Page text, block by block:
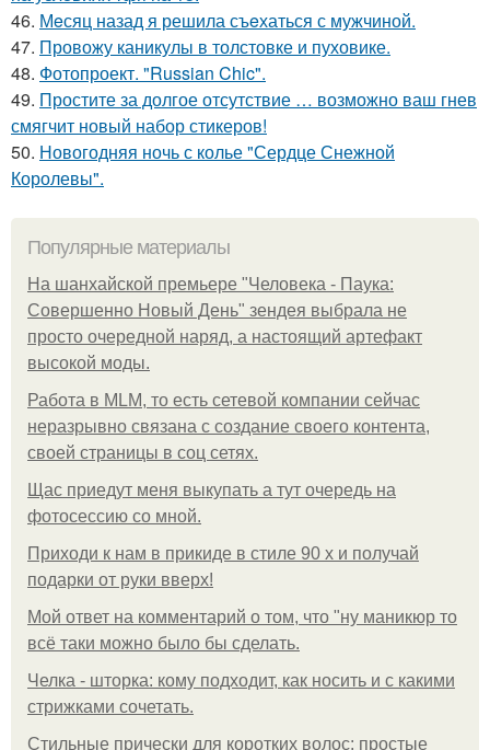
46. Мeсяц назад я решила съeхаться с мужчиной.
47. Провожу каникулы в толстовке и пуховике.
48. Фотопроект. "Russian Chic".
49. Простите за долгое отсутствие … возможно ваш гнев
смягчит новый набор стикеров!
50. Новогодняя ночь с колье "Сердце Снежной
Королевы".
Популярные материалы
На шанхайской премьере "Человека - Паука:
Совершенно Новый День" зендея выбрала не
просто очередной наряд, а настоящий артефакт
высокой моды.
Работа в MLM, то есть сетевой компании сейчас
неразрывно связана с создание своего контента,
своей страницы в соц сетях.
Щас приедут меня выкупать а тут очередь на
фотосессию со мной.
Приходи к нам в прикиде в стиле 90 х и получай
подарки от руки вверх!
Мой ответ на комментарий о том, что "ну маникюр то
всё таки можно было бы сделать.
Челка - шторка: кому подходит, как носить и с какими
стрижками сочетать.
Стильные прически для коротких волос: простые